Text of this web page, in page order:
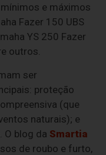
e máximos
Fazer 150 UBS
YS 250 Fazer
outros.
ser
proteção
(que
naturais); e
O blog da Smartia
de roubo e furto,